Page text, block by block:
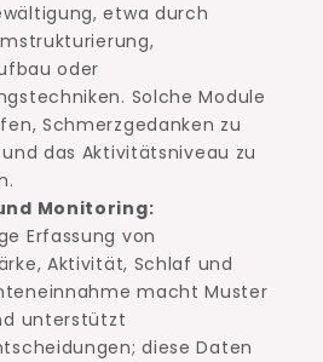
etwa durch
oder
Solche Module
Schmerzgedanken zu
das Aktivitätsniveau zu
Monitoring:
Erfassung von
Aktivität, Schlaf und
macht Muster
unterstützt
diese Daten